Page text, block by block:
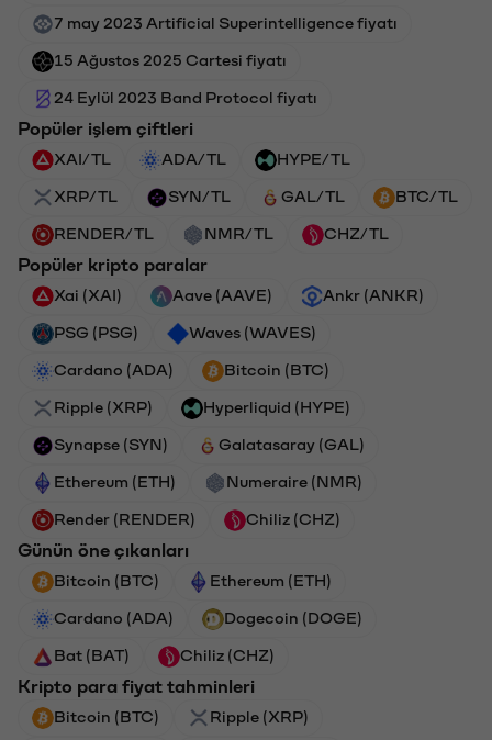
7 may 2023 Artificial Superintelligence fiyatı
15 Ağustos 2025 Cartesi fiyatı
24 Eylül 2023 Band Protocol fiyatı
Popüler işlem çiftleri
XAI/TL ADA/TL HYPE/TL
XRP/TL SYN/TL GAL/TL BTC/TL
RENDER/TL NMR/TL CHZ/TL
Popüler kripto paralar
Xai (XAI) Aave (AAVE) Ankr (ANKR)
PSG (PSG) Waves (WAVES)
Cardano (ADA) Bitcoin (BTC)
Ripple (XRP) Hyperliquid (HYPE)
Synapse (SYN) Galatasaray (GAL)
Ethereum (ETH) Numeraire (NMR)
Render (RENDER) Chiliz (CHZ)
Günün öne çıkanları
Bitcoin (BTC) Ethereum (ETH)
Cardano (ADA) Dogecoin (DOGE)
Bat (BAT) Chiliz (CHZ)
Kripto para fiyat tahminleri
Bitcoin (BTC) Ripple (XRP)